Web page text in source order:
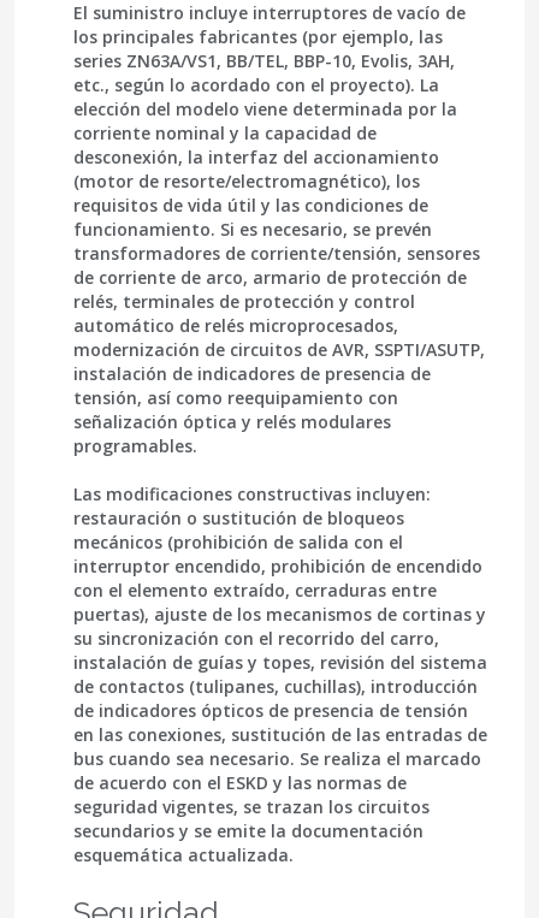
El suministro incluye interruptores de vacío de
los principales fabricantes (por ejemplo, las
series ZN63A/VS1, ВВ/TEL, ВВР-10, Evolis, 3AH,
etc., según lo acordado con el proyecto). La
elección del modelo viene determinada por la
corriente nominal y la capacidad de
desconexión, la interfaz del accionamiento
(motor de resorte/electromagnético), los
requisitos de vida útil y las condiciones de
funcionamiento. Si es necesario, se prevén
transformadores de corriente/tensión, sensores
de corriente de arco, armario de protección de
relés, terminales de protección y control
automático de relés microprocesados,
modernización de circuitos de AVR, SSPTI/ASUTP,
instalación de indicadores de presencia de
tensión, así como reequipamiento con
señalización óptica y relés modulares
programables.
Las modificaciones constructivas incluyen:
restauración o sustitución de bloqueos
mecánicos(prohibición de salida con el
interruptor encendido, prohibición de encendido
con el elemento extraído, cerraduras entre
puertas), ajuste de los mecanismos de cortinasy
su sincronización con el recorrido del carro,
instalación de guías y topes, revisión del sistema
de contactos (tulipanes, cuchillas), introducción
de indicadores ópticos de presencia de tensión
en las conexiones, sustitución de las entradas de
bus cuando sea necesario. Se realiza el marcado
de acuerdo con el ESKD y las normas de
seguridad vigentes, se trazan los circuitos
secundarios y se emite la documentación
esquemática actualizada.